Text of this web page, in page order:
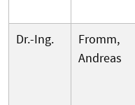
Dr.-Ing.
Fromm,
Andreas